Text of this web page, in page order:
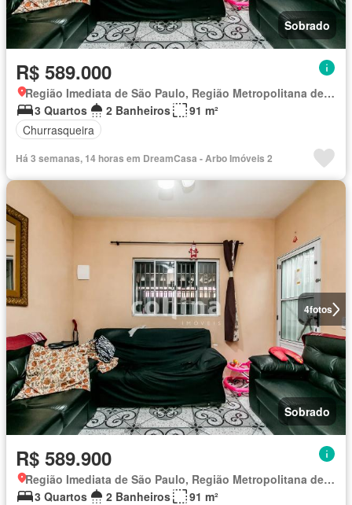
Sobrado
R$ 589.000
Região Imediata de São Paulo, Região Metropolitana de São Paulo
3 Quartos
2 Banheiros
91 m²
Churrasqueira
Há 3 semanas, 14 horas em DreamCasa - Arbo Imóveis 2
4fotos
Sobrado
R$ 589.900
Região Imediata de São Paulo, Região Metropolitana de São Paulo
3 Quartos
2 Banheiros
91 m²